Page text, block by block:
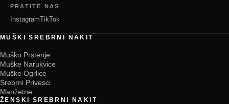
PRATITE NAS
InstagramTikTok
MUŠKI SREBRNI NAKIT
Muško Prstenje
Muške Narukvice
Muške Ogrlice
Srebrni Privesci
Manžetne
ŽENSKI SREBRNI NAKIT